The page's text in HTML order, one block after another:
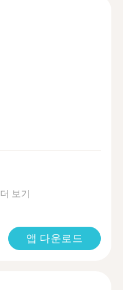
더 보기
앱 다운로드